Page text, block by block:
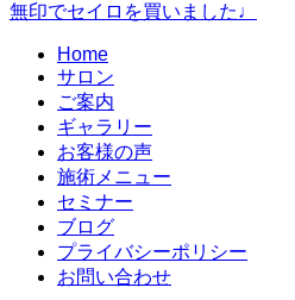
無印でセイロを買いました♩
Home
サロン
ご案内
ギャラリー
お客様の声
施術メニュー
セミナー
ブログ
プライバシーポリシー
お問い合わせ